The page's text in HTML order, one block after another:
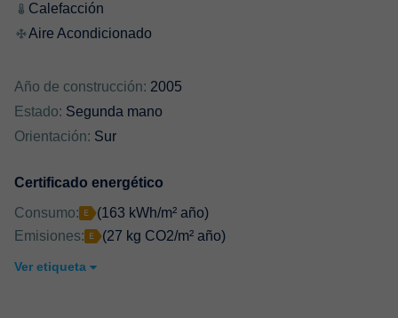
Calefacción
Aire Acondicionado
Año de construcción: 2005
Estado: Segunda mano
Orientación: Sur
Certificado energético
Consumo:
(163 kWh/m² año)
Emisiones:
(27 kg CO2/m² año)
Ver etiqueta